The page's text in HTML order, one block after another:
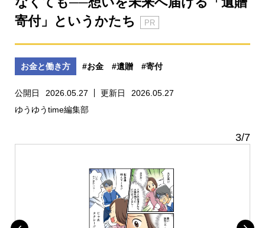
寄付」というかたち
PR
お金と働き方 #お金 #遺贈 #寄付
公開日 2026.05.27 更新日
2026.05.27
ゆうゆうtime編集部
3/7